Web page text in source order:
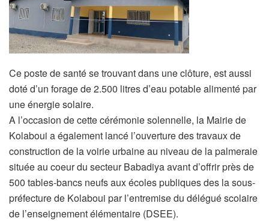
Ce poste de santé se trouvant dans une clôture, est aussi
doté d’un forage de 2.500 litres d’eau potable alimenté par
une énergie solaire.
A l’occasion de cette cérémonie solennelle, la Mairie de
Kolaboui a également lancé l’ouverture des travaux de
construction de la voirie urbaine au niveau de la palmeraie
située au coeur du secteur Babadiya avant d’offrir près de
500 tables-bancs neufs aux écoles publiques des la sous-
préfecture de Kolaboui par l’entremise du délégué scolaire
de l’enseignement élémentaire (DSEE).